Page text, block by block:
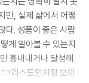
만, 실제 삶에서 어떻
다. 성품이 좋은 사람
게 알아볼 수 있는지
흉내내거나 달성해
그리스도인처럼 보이